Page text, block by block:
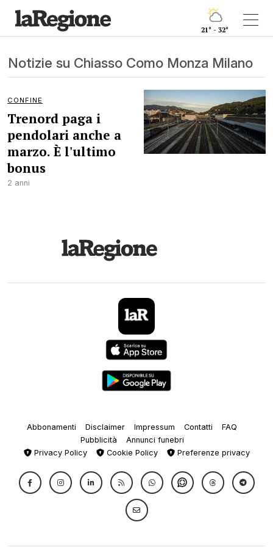
21° - 32°
Notizie su Chiasso Como Monza Milano
CONFINE
Trenord paga i
pendolari anche a
marzo. È l'ultimo
bonus
2 anni
Abbonamenti Disclaimer Impressum Contatti
FAQ
Pubblicità
Annunci funebri
Privacy Policy
Cookie Policy Preferenze privacy